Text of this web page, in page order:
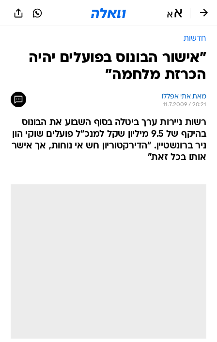
חדשות
"אישור הבונוס בפועלים יהיה
הכרזת מלחמה"
מאת אתי אפללו
11.7.2009 / 20:21
רשות ניירות ערך ביטלה בסוף השבוע את הבונוס
בהיקף של 9.5 מיליון שקל למנכ"ל פועלים שוקי הון
ניר ברונשטיין. "הדירקטוריון חש אי נוחות, אך אישר
אותו בכל זאת"